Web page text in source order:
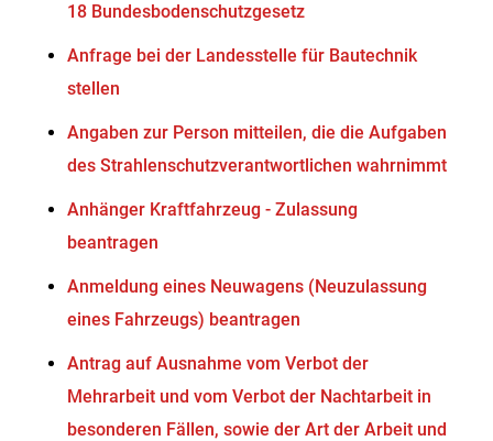
18 Bundesbodenschutzgesetz
Anfrage bei der Landesstelle für Bautechnik
stellen
Angaben zur Person mitteilen, die die Aufgaben
des Strahlenschutzverantwortlichen wahrnimmt
Anhänger Kraftfahrzeug - Zulassung
beantragen
Anmeldung eines Neuwagens (Neuzulassung
eines Fahrzeugs) beantragen
Antrag auf Ausnahme vom Verbot der
Mehrarbeit und vom Verbot der Nachtarbeit in
besonderen Fällen, sowie der Art der Arbeit und